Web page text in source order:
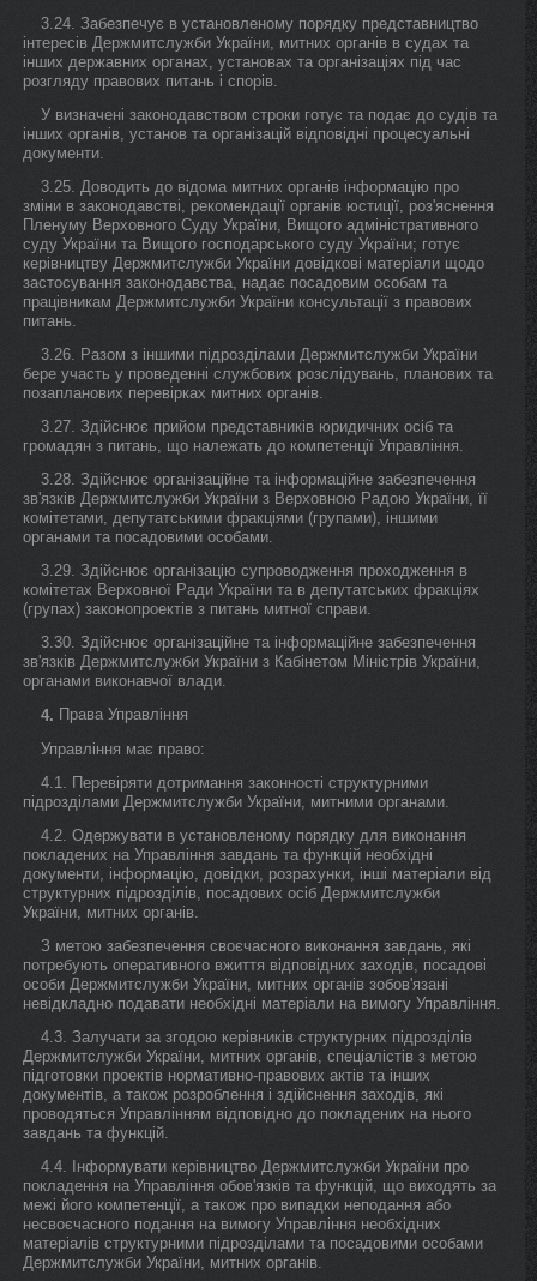
3.24. Забезпечує в установленому порядку представництво
інтересів Держмитслужби України, митних органів в судах та
інших державних органах, установах та організаціях під час
розгляду правових питань і спорів.
У визначені законодавством строки готує та подає до судів та
інших органів, установ та організацій відповідні процесуальні
документи.
3.25. Доводить до відома митних органів інформацію про
зміни в законодавстві, рекомендації органів юстиції, роз'яснення
Пленуму Верховного Суду України, Вищого адміністративного
суду України та Вищого господарського суду України; готує
керівництву Держмитслужби України довідкові матеріали щодо
застосування законодавства, надає посадовим особам та
працівникам Держмитслужби України консультації з правових
питань.
3.26. Разом з іншими підрозділами Держмитслужби України
бере участь у проведенні службових розслідувань, планових та
позапланових перевірках митних органів.
3.27. Здійснює прийом представників юридичних осіб та
громадян з питань, що належать до компетенції Управління.
3.28. Здійснює організаційне та інформаційне забезпечення
зв'язків Держмитслужби України з Верховною Радою України, її
комітетами, депутатськими фракціями (групами), іншими
органами та посадовими особами.
3.29. Здійснює організацію супроводження проходження в
комітетах Верховної Ради України та в депутатських фракціях
(групах) законопроектів з питань митної справи.
3.30. Здійснює організаційне та інформаційне забезпечення
зв'язків Держмитслужби України з Кабінетом Міністрів України,
органами виконавчої влади.
4. Права Управління
Управління має право:
4.1. Перевіряти дотримання законності структурними
підрозділами Держмитслужби України, митними органами.
4.2. Одержувати в установленому порядку для виконання
покладених на Управління завдань та функцій необхідні
документи, інформацію, довідки, розрахунки, інші матеріали від
структурних підрозділів, посадових осіб Держмитслужби
України, митних органів.
З метою забезпечення своєчасного виконання завдань, які
потребують оперативного вжиття відповідних заходів, посадові
особи Держмитслужби України, митних органів зобов'язані
невідкладно подавати необхідні матеріали на вимогу Управління.
4.3. Залучати за згодою керівників структурних підрозділів
Держмитслужби України, митних органів, спеціалістів з метою
підготовки проектів нормативно-правових актів та інших
документів, а також розроблення і здійснення заходів, які
проводяться Управлінням відповідно до покладених на нього
завдань та функцій.
4.4. Інформувати керівництво Держмитслужби України про
покладення на Управління обов'язків та функцій, що виходять за
межі його компетенції, а також про випадки неподання або
несвоєчасного подання на вимогу Управління необхідних
матеріалів структурними підрозділами та посадовими особами
Держмитслужби України, митних органів.